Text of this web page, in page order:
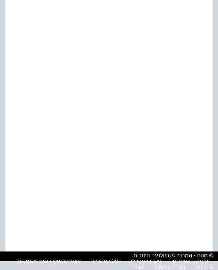
© מטח - המרכז לטכנולוגיה חינוכית
אינדקס הספרים
תקנון הספרייה על הספרייה
תנאי שימוש באתר והגנה על
פרטיות
הסדרי נגישות עזרה